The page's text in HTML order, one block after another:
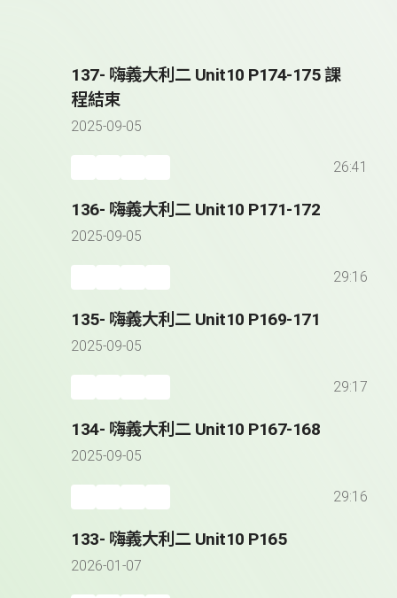
137- 嗨義大利二 Unit10 P174-175 課
程結束
2025-09-05
26:41
136- 嗨義大利二 Unit10 P171-172
2025-09-05
29:16
135- 嗨義大利二 Unit10 P169-171
2025-09-05
29:17
134- 嗨義大利二 Unit10 P167-168
2025-09-05
29:16
133- 嗨義大利二 Unit10 P165
2026-01-07